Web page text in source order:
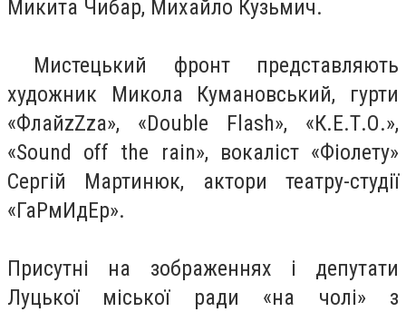
Микита Чибар, Михайло Кузьмич.
Мистецький фронт представляють
художник Микола Кумановський, гурти
«ФлайzZzа», «Double Flash», «К.Е.Т.О.»,
«Sound off the rain», вокаліст «Фіолету»
Сергій Мартинюк, актори театру-студії
«ГаРмИдЕр».
Присутні на зображеннях і депутати
Луцької міської ради «на чолі» з